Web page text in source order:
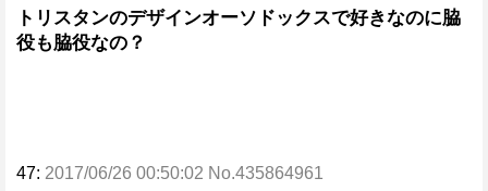
トリスタンのデザインオーソドックスで好きなのに脇
役も脇役なの？
47: 2017/06/26 00:50:02 No.435864961